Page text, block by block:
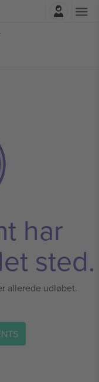
har
sted.
allerede udløbet.